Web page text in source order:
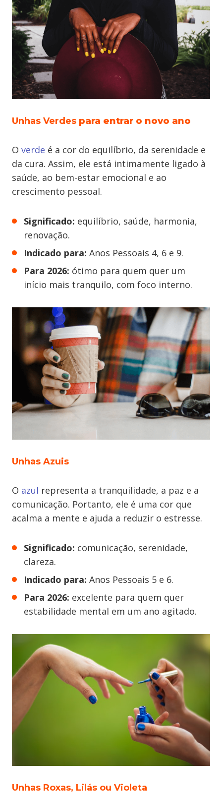
Unhas Verdes para entrar o novo ano
O verde é a cor do equilíbrio, da serenidade e
da cura. Assim, ele está intimamente ligado à
saúde, ao bem-estar emocional e ao
crescimento pessoal.
Significado: equilíbrio, saúde, harmonia,
renovação.
Indicado para: Anos Pessoais 4, 6 e 9.
Para 2026: ótimo para quem quer um
início mais tranquilo, com foco interno.
Unhas Azuis
O azul representa a tranquilidade, a paz e a
comunicação. Portanto, ele é uma cor que
acalma a mente e ajuda a reduzir o estresse.
Significado: comunicação, serenidade,
clareza.
Indicado para: Anos Pessoais 5 e 6.
Para 2026: excelente para quem quer
estabilidade mental em um ano agitado.
Unhas Roxas, Lilás ou Violeta